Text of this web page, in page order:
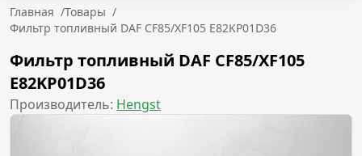
Главная /Товары /
Фильтр топливный DAF CF85/XF105 E82KP01D36
Фильтр топливный DAF CF85/XF105
E82KP01D36
Производитель: Hengst